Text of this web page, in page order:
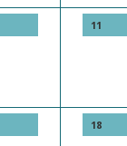
11
18